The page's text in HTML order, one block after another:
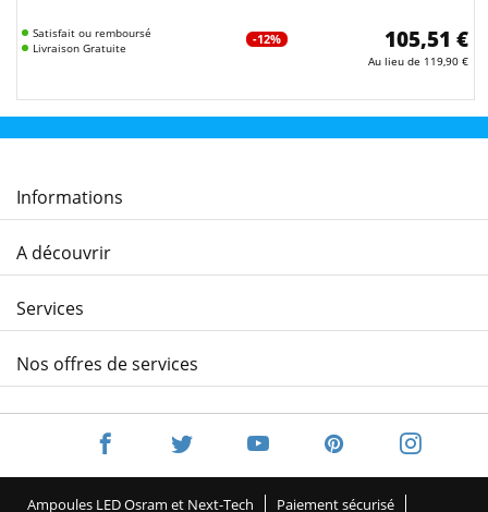
Satisfait ou remboursé
Livraison Gratuite
-12% 105,51 €
Au lieu de 119,90 €
Informations
A découvrir
Services
Nos offres de services
Ampoules LED Osram et Next-Tech Paiement sécurisé